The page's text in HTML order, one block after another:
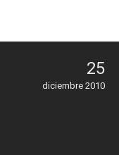
25
diciembre 2010